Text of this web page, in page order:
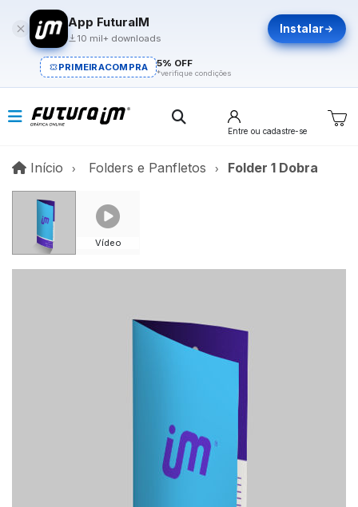
App FuturaIM
10 mil+ downloads
Instalar
PRIMEIRACOMPRA 5% OFF
*verifique condições
Entre ou cadastre-se
Início InícioFolders e Panfletos Folder 1 Dobra
Vídeo